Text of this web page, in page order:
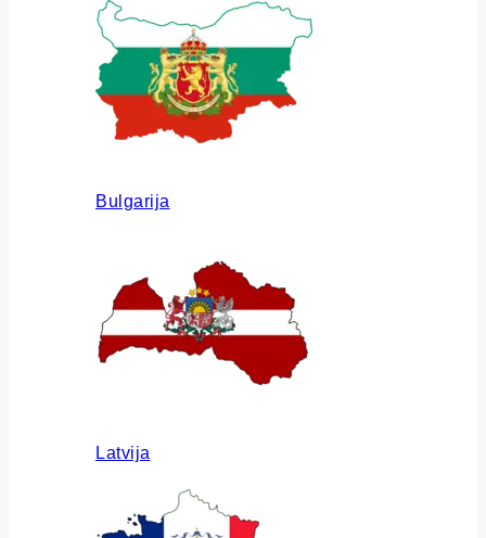
Bulgarija
Latvija